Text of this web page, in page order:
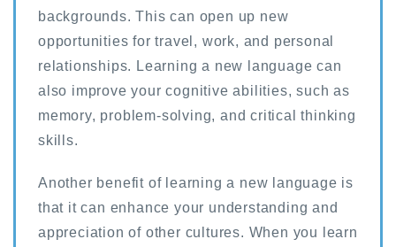
backgrounds. This can open up new
opportunities for travel, work, and personal
relationships. Learning a new language can
also improve your cognitive abilities, such as
memory, problem-solving, and critical thinking
skills.
Another benefit of learning a new language is
that it can enhance your understanding and
appreciation of other cultures. When you learn